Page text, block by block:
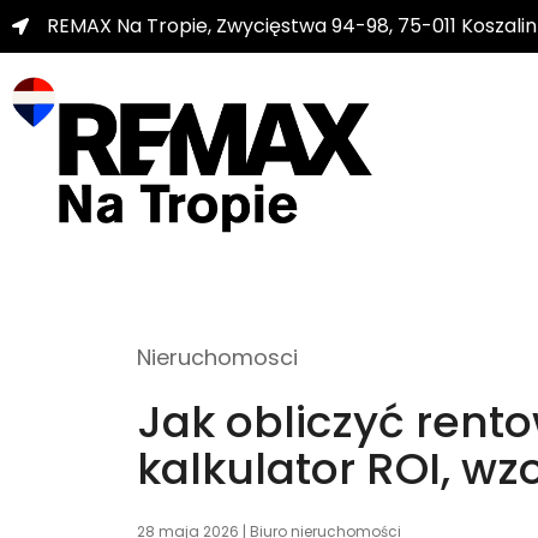
REMAX Na Tropie, Zwycięstwa 94-98, 75-011 Koszalin
Nieruchomosci
Jak obliczyć
kalkulator ROI,
28 maja 2026 | Biuro nieruchomości